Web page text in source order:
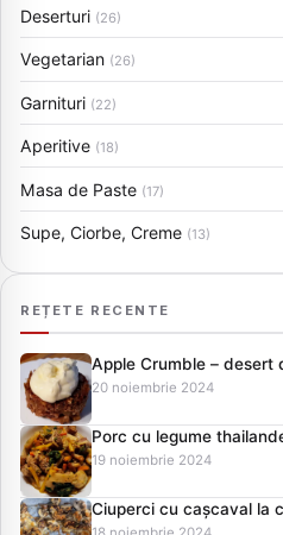
Deserturi (26)
Vegetarian (26)
Garnituri (22)
Aperitive (18)
Masa de Paste (17)
Supe, Ciorbe, Creme (13)
REȚETE RECENTE
Apple Crumble – desert
20 noiembrie 2024
Porc cu legume
19 noiembrie 2024
Ciuperci cu cașcaval la